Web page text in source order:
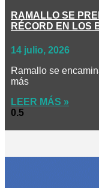
RAMALLO SE
RÉCORD EN LOS
14 julio, 2026
Ramallo se
más
LEER MÁS »